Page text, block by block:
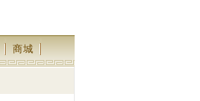
商城